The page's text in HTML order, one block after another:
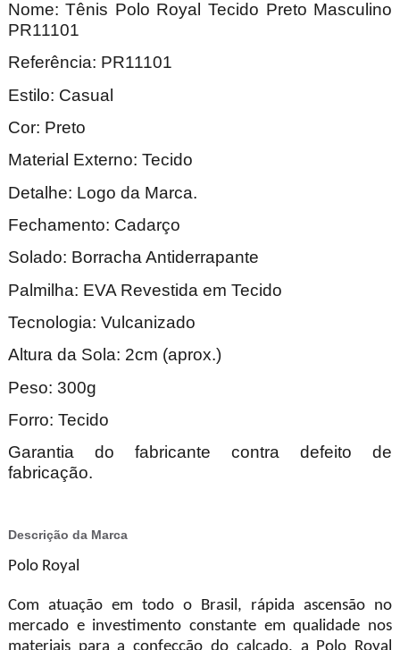
Nome: Tênis Polo Royal Tecido Preto Masculino
PR11101
Referência: PR11101
Estilo: Casual
Cor: Preto
Material Externo: Tecido
Detalhe: Logo da Marca.
Fechamento: Cadarço
Solado: Borracha Antiderrapante
Palmilha: EVA Revestida em Tecido
Tecnologia: Vulcanizado
Altura da Sola: 2cm (aprox.)
Peso: 300g
Forro: Tecido
Garantia do fabricante contra defeito de
fabricação.
Descrição da Marca
Polo Royal
Com atuação em todo o Brasil, rápida ascensão no
mercado e investimento constante em qualidade nos
materiais para a confecção do calçado, a Polo Royal